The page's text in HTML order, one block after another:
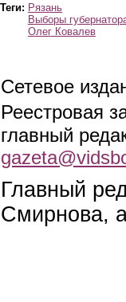
Теги: Рязань
Выборы
Олег Ковалев
Сетевое
Реестровая
главный
Главный
Смирнова,